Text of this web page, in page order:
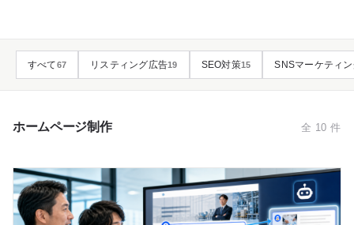
すべて67 リスティング広告19 SEO対策15 SNSマーケティ
ホームページ制作 全 10 件